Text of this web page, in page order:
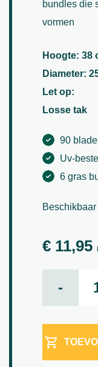
bundles die
vormen
Hoogte: 38
Diameter:
Let op:
Losse tak
90
Uv-
6 gras
€ 11,95
-